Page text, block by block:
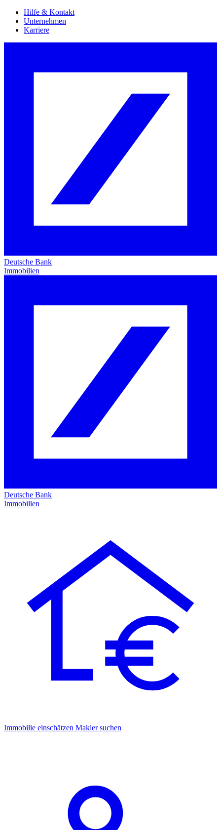
Hilfe & Kontakt
Unternehmen
Karriere
Deutsche Bank
Immobilien
Deutsche Bank
Immobilien
Immobilie einschätzen Makler suchen